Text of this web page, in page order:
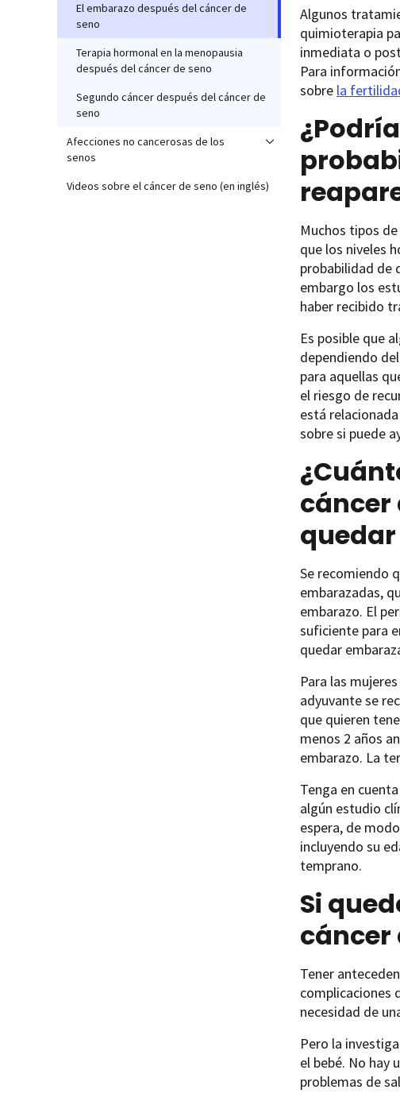
El embarazo después del cáncer de
seno
Terapia hormonal en la menopausia
después del cáncer de seno
Segundo cáncer después del cáncer de
seno
Afecciones no cancerosas de los
senos
Videos sobre el cáncer de seno (en inglés)
Algunos
quimioterapia
inmediata o
Para
sobre la
Muchos tipos
que los niveles
probabilidad de
embargo los
haber recibido
Es posible que
dependiendo
para aquellas
el riesgo de
está
sobre si puede
cáncer
Se recomiendo
embarazadas,
embarazo. El
suficiente para
quedar
Para las
adyuvante se
que quieren
menos 2 años
embarazo. La
Tenga en
algún estudio
espera, de
incluyendo su
temprano.
Si
cáncer
Tener
complicaciones
necesidad de
Pero la
el bebé. No hay
problemas de